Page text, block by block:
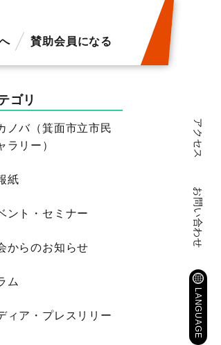
賛助会員になる
アクセス
お問い合わせ
LANGUAGE
ゴリ
ノバ（箕面市立市民
ラリー）
紙
ント・セミナー
からのお知らせ
ム
ィア・プレスリリー